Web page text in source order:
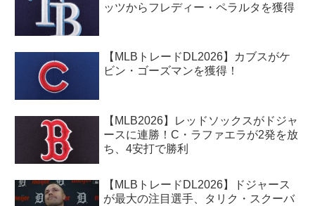
ッツからフレディー・ペラルタを獲得
【MLBトレードDL2026】カブスがケ
ビン・ゴーズマンを獲得！
【MLB2026】レッドソックスがドジャ
ースに連勝！C・ラファエラが2発を放
ち、4安打で勝利
【MLBトレードDL2026】ドジャース
が最大の注目選手、タリク・スクーバ